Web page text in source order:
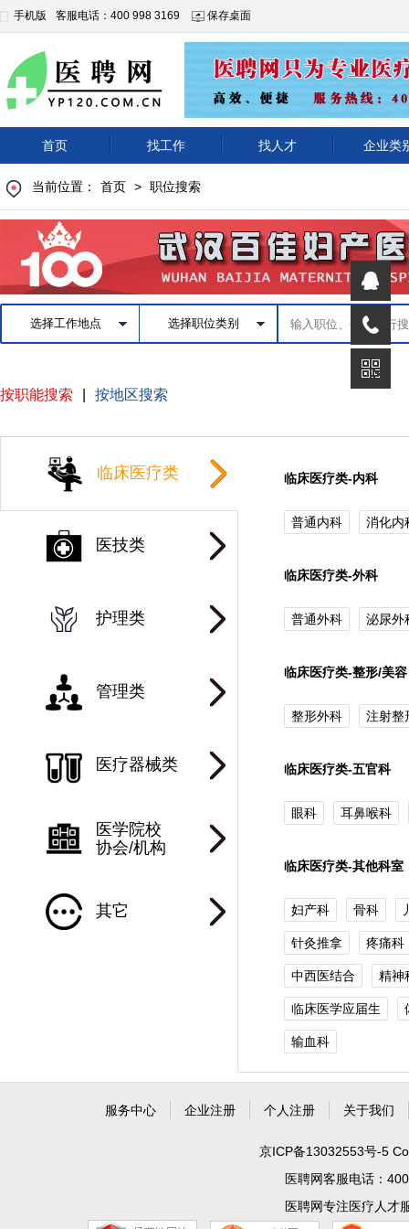
手机版 客服电话：400 998 3169 保存桌面
首页 找工作 找人才 企业类
当前位置： 首页 > 职位搜索
按职能搜索 | 按地区搜索
临床医疗类
医技类
护理类
管理类
医疗器械类
医学院校
协会/机构
其它
临床医疗类-内科
普通内科 消化内
临床医疗类-外科
普通外科 泌尿外
临床医疗类-整形/美容
整形外科 注射整
临床医疗类-五官科
眼科 耳鼻喉科
临床医疗类-其他科室
妇产科 骨科
针灸推拿 疼痛科
中西医结合 精神
临床医学应届生
输血科
服务中心 企业注册 个人注册 关于我们
京ICP备13032553号-5
医聘网客服电话：
医聘网专注医疗人才